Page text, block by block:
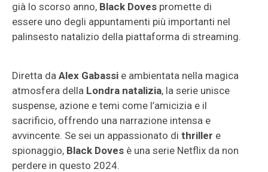
già lo scorso anno, Black Doves promette di
essere uno degli appuntamenti più importanti nel
palinsesto natalizio della piattaforma di streaming.
Diretta da Alex Gabassi e ambientata nella magica
atmosfera della Londra natalizia, la serie unisce
suspense, azione e temi come l’amicizia e il
sacrificio, offrendo una narrazione intensa e
avvincente. Se sei un appassionato di thriller e
spionaggio, Black Doves è una serie Netflix da non
perdere in questo 2024.